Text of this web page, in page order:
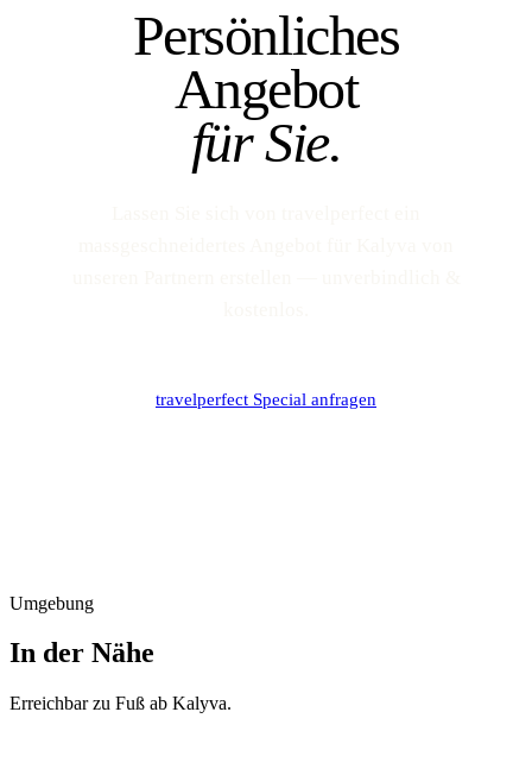
Persönliches
Angebot
für Sie.
travelperfect Special anfragen
Umgebung
In der Nähe
Erreichbar zu Fuß ab Kalyva.